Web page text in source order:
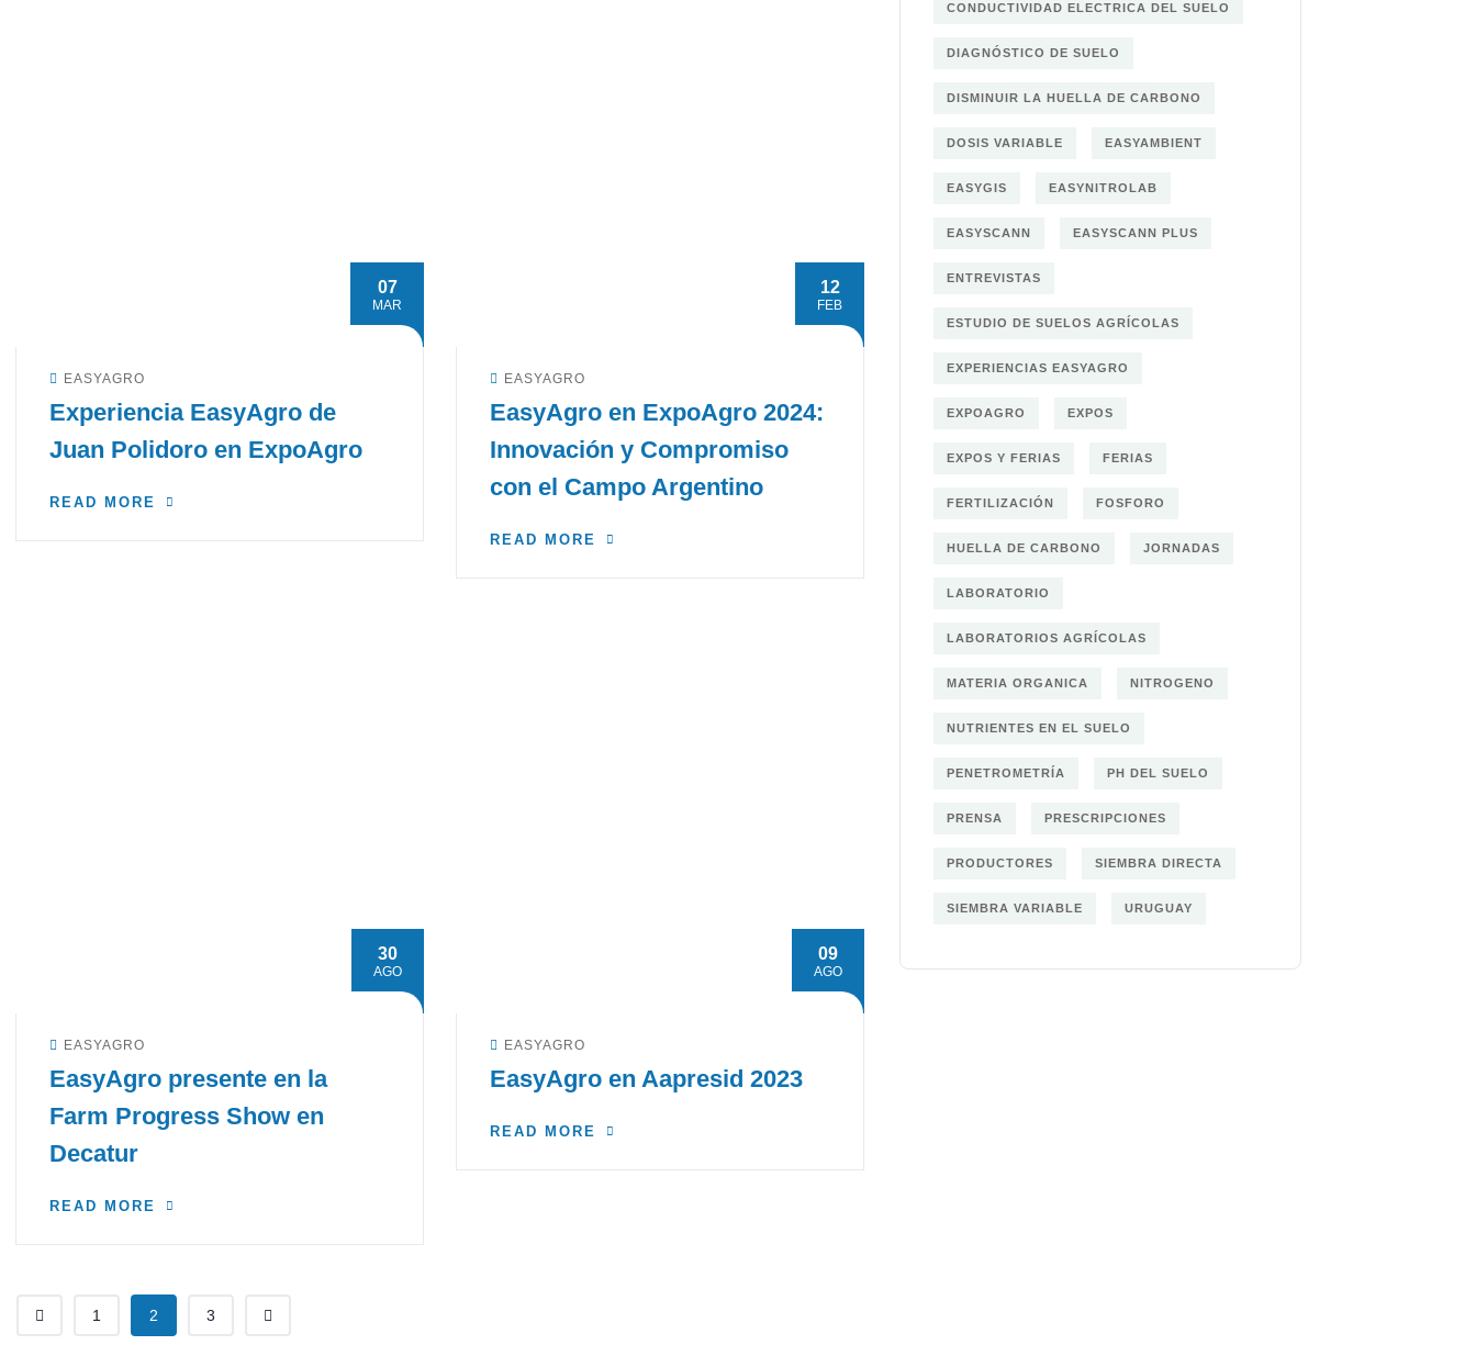
07
MAR
EASYAGRO
Experiencia EasyAgro de
Juan Polidoro en ExpoAgro
READ MORE
12
FEB
EASYAGRO
EasyAgro en ExpoAgro 2024:
Innovación y Compromiso
con el Campo Argentino
READ MORE
30
AGO
EASYAGRO
EasyAgro presente en la
Farm Progress Show en
Decatur
READ MORE
09
AGO
EASYAGRO
EasyAgro en Aapresid 2023
READ MORE
1 2 3
CONDUCTIVIDAD ELECTRICA DEL SUELO
DIAGNÓSTICO DE SUELO
DISMINUIR LA HUELLA DE CARBONO
DOSIS VARIABLE EASYAMBIENT
EASYGIS EASYNITROLAB
EASYSCANN EASYSCANN PLUS
ENTREVISTAS
ESTUDIO DE SUELOS AGRÍCOLAS
EXPERIENCIAS EASYAGRO
EXPOAGRO EXPOS
EXPOS Y FERIAS FERIAS
FERTILIZACIÓN FOSFORO
HUELLA DE CARBONO JORNADAS
LABORATORIO
LABORATORIOS AGRÍCOLAS
MATERIA ORGANICA NITROGENO
NUTRIENTES EN EL SUELO
PENETROMETRÍA PH DEL SUELO
PRENSA PRESCRIPCIONES
PRODUCTORES SIEMBRA DIRECTA
SIEMBRA VARIABLE URUGUAY